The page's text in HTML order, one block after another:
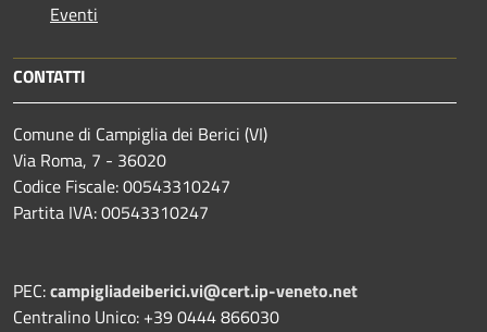
Eventi
CONTATTI
Comune di Campiglia dei Berici (VI)
Via Roma, 7 - 36020
Codice Fiscale: 00543310247
Partita IVA: 00543310247
PEC:campigliadeiberici.vi@cert.ip-veneto.net
Centralino Unico: +39 0444 866030